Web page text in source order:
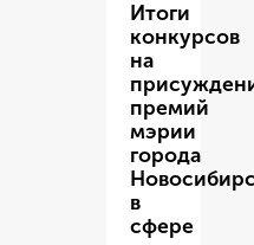
Итоги
конкурсов
на
премий
мэрии
города
в
сфере